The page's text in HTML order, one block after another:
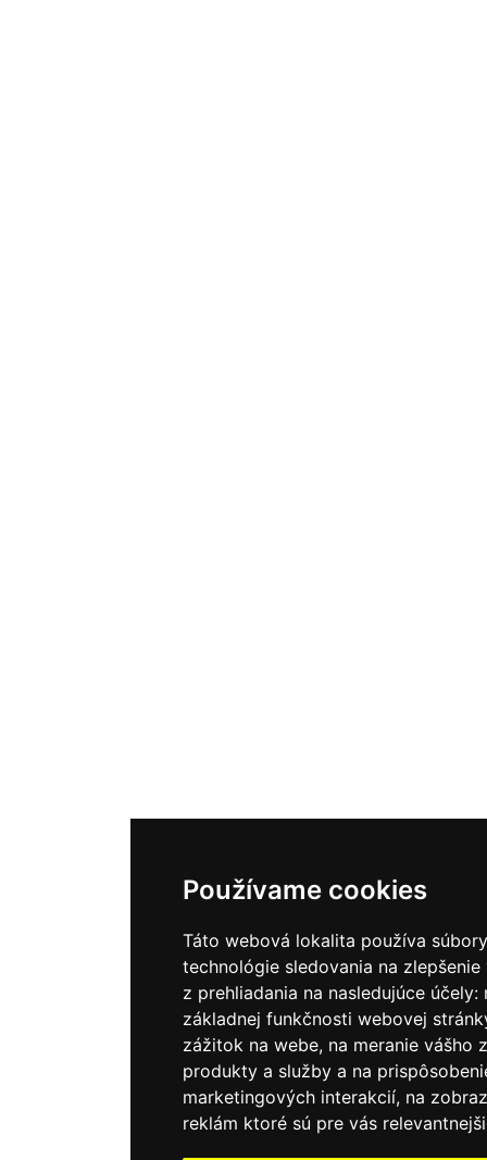
Používame cookies
Táto webová lokalita používa
technológie sledovania na
z prehliadania na nasledujúce účely:
základnej funkčnosti webovej
zážitok na webe, na meranie vášho
produkty a služby a na
marketingových interakcií, na
reklám ktoré sú pre vás